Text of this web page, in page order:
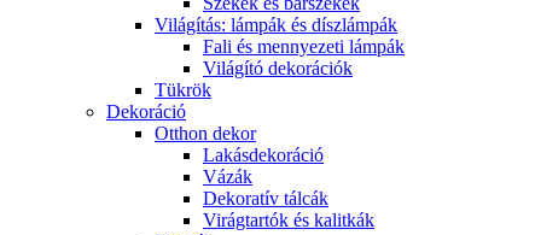
Világítás: lámpák és díszlámpák
Fali és mennyezeti lámpák
Világító dekorációk
Tükrök
Dekoráció
Otthon dekor
Lakásdekoráció
Vázák
Dekoratív tálcák
Virágtartók és kalitkák